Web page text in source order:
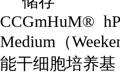
CCGmHuM®
Medium（
能干细